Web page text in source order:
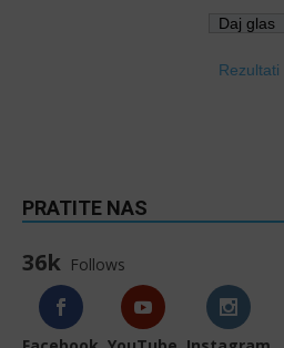
Rezultati
PRATITE NAS
36k Follows